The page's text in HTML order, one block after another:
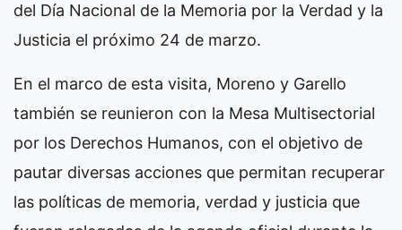
del Día Nacional de la Memoria por la Verdad y la
Justicia el próximo 24 de marzo.
En el marco de esta visita, Moreno y Garello
también se reunieron con la Mesa Multisectorial
por los Derechos Humanos, con el objetivo de
pautar diversas acciones que permitan recuperar
las políticas de memoria, verdad y justicia que